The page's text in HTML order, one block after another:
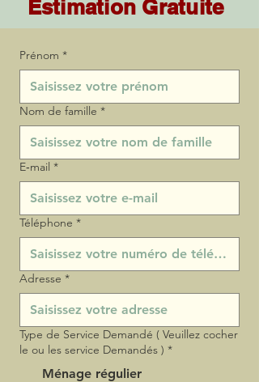
Estimation Gratuite
Prénom *
Nom de famille *
E‑mail *
Téléphone *
Adresse *
Type de Service Demandé ( Veuillez cocher
le ou les service Demandés ) *
Ménage régulier